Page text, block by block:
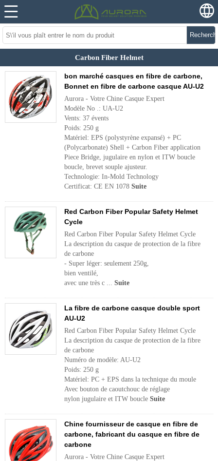
Carbon Fiber Helmet
bon marché casques en fibre de carbone,
Bonnet en fibre de carbone casque AU-U2
Aurora - Votre Chine Casque Expert
Modèle No .: UA-U2
Vents: 37 évents
Poids: 250 g
Matériel: EPS (polystyrène expansé) + PC
(Polycarbonate) Shell + Carbon Fiber application
Piece Bridge, jugulaire en nylon et ITW boucle
boucle, brevet souple ajusteur.
Technologie: In-Mold Technology
Certificat: CE EN 1078 Suite
Red Carbon Fiber Popular Safety Helmet
Cycle
Red Carbon Fiber Popular Safety Helmet Cycle
La description du casque de protection de la fibre
de carbone
- Super léger: seulement 250g,
bien ventilé,
avec une très c ... Suite
La fibre de carbone casque double sport
AU-U2
Red Carbon Fiber Popular Safety Helmet Cycle
La description du casque de protection de la fibre
de carbone
Numéro de modèle: AU-U2
Poids: 250 g
Matériel: PC + EPS dans la technique du moule
Avec bouton de caoutchouc de réglage
nylon jugulaire et ITW boucle Suite
Chine fournisseur de casque en fibre de
carbone, fabricant du casque en fibre de
carbone
Aurora - Votre Chine Casque Expert